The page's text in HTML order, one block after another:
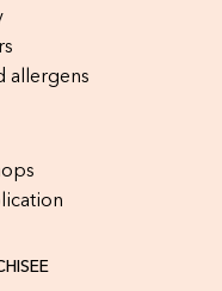
allergens